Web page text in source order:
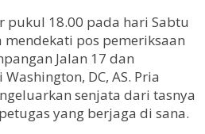
pukul 18.00 pada hari Sabtu
mendekati pos pemeriksaan
Jalan 17 dan
DC, AS. Pria
senjata dari tasnya
yang berjaga di sana.